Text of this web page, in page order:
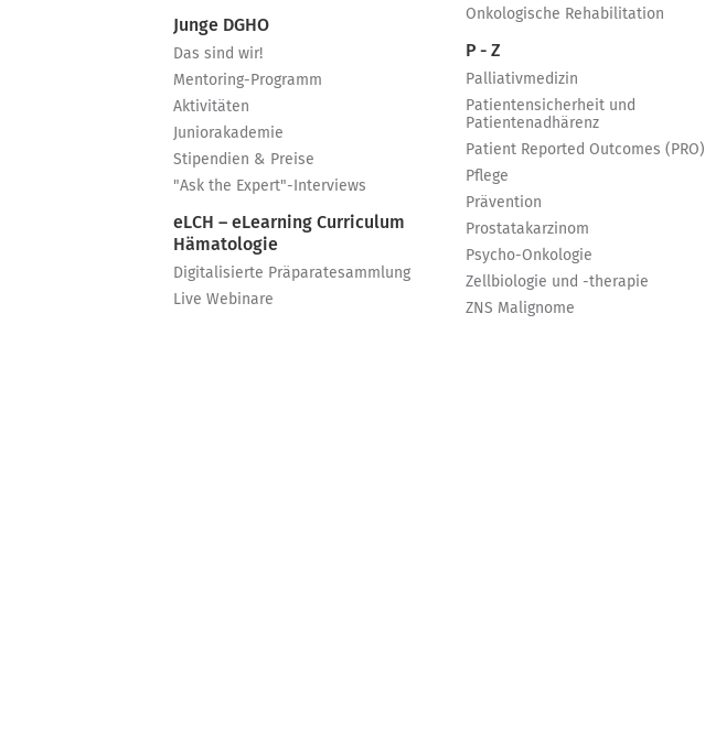
Junge DGHO
Das sind wir!
Mentoring-Programm
Aktivitäten
Juniorakademie
Stipendien & Preise
"Ask the Expert"-Interviews
eLCH – eLearning Curriculum
Hämatologie
Digitalisierte Präparatesammlung
Live Webinare
Onkologische Rehabilitation
P - Z
Palliativmedizin
Patientensicherheit und
Patientenadhärenz
Patient Reported Outcomes (PRO)
Pflege
Prävention
Prostatakarzinom
Psycho-Onkologie
Zellbiologie und -therapie
ZNS Malignome